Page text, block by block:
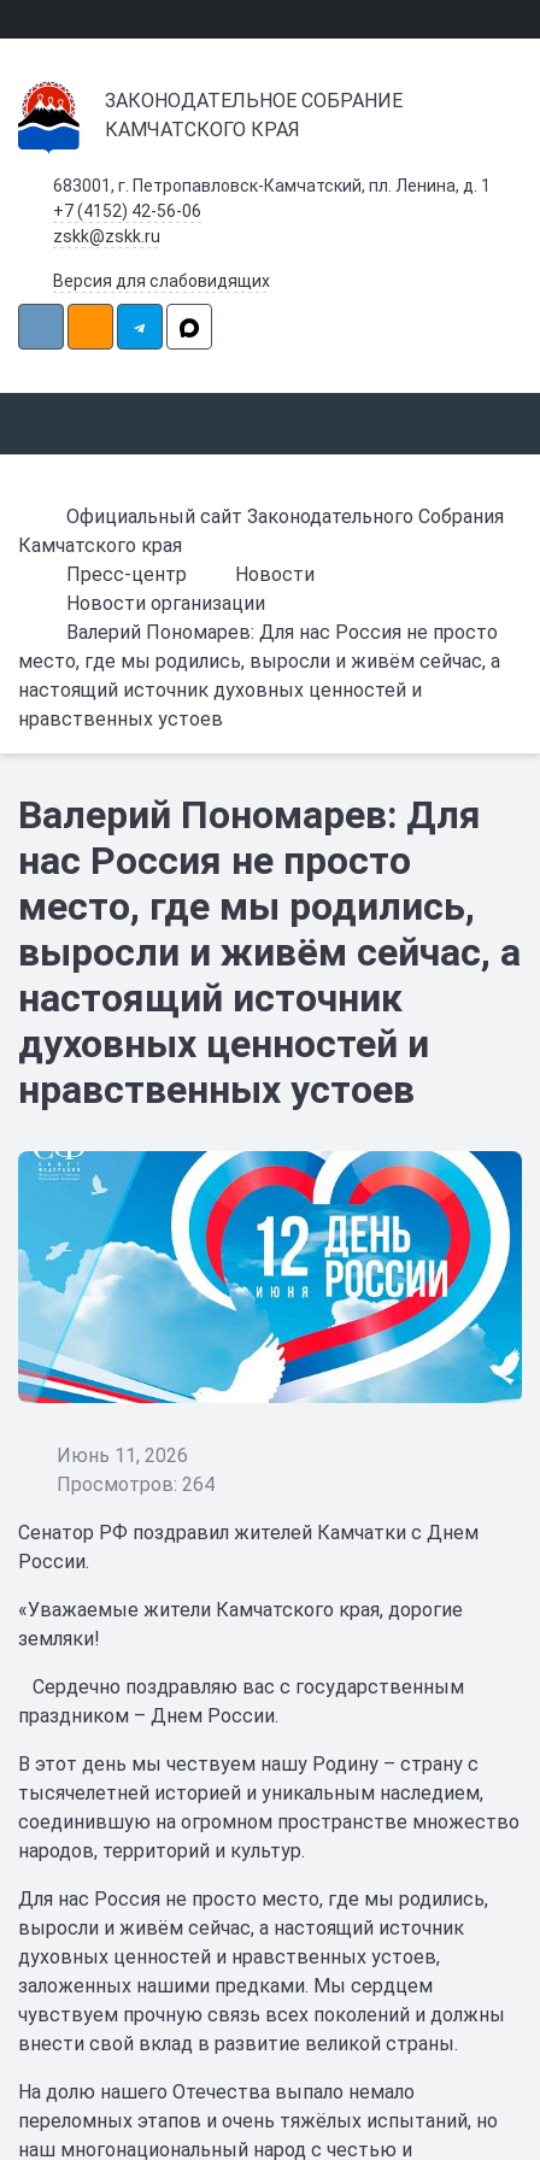
ЗАКОНОДАТЕЛЬНОЕ СОБРАНИЕ
КАМЧАТСКОГО КРАЯ
683001, г. Петропавловск-Камчатский, пл. Ленина, д. 1
+7 (4152) 42-56-06
zskk@zskk.ru
Версия для слабовидящих
Официальный сайт Законодательного Собрания
Камчатского края
Пресс-центр
Новости
Новости организации
Валерий Пономарев: Для нас Россия не просто
место, где мы родились, выросли и живём сейчас, а
настоящий источник духовных ценностей и
нравственных устоев
Валерий Пономарев: Для
нас Россия не просто
место, где мы родились,
выросли и живём сейчас, а
настоящий источник
духовных ценностей и
нравственных устоев
Июнь 11, 2026
Просмотров: 264
Сенатор РФ поздравил жителей Камчатки с Днем
России.
«Уважаемые жители Камчатского края, дорогие
земляки!
Сердечно поздравляю вас с государственным
праздником – Днем России.
В этот день мы чествуем нашу Родину – страну с
тысячелетней историей и уникальным наследием,
соединившую на огромном пространстве множество
народов, территорий и культур.
Для нас Россия не просто место, где мы родились,
выросли и живём сейчас, а настоящий источник
духовных ценностей и нравственных устоев,
заложенных нашими предками. Мы сердцем
чувствуем прочную связь всех поколений и должны
внести свой вклад в развитие великой страны.
На долю нашего Отечества выпало немало
переломных этапов и очень тяжёлых испытаний, но
наш многонациональный народ с честью и